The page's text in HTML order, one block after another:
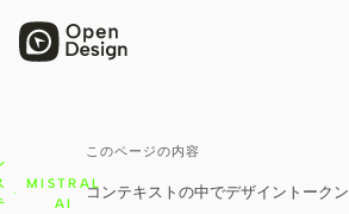
プロダクト
Open Design
このページの内容
コンテキストの中でデザイントークン
·
MISTRAL
AI